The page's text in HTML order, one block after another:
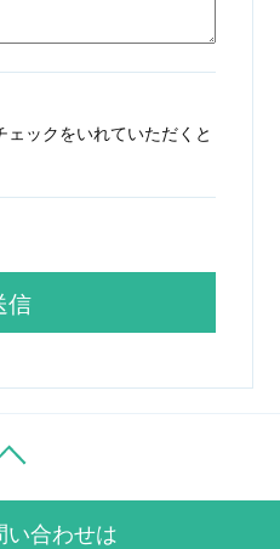
ェックをいれていただくと
い合わせは